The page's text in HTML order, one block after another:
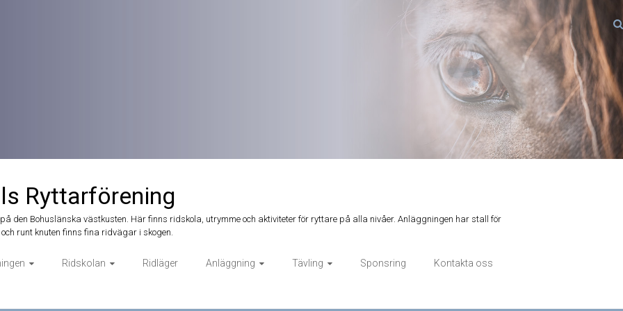
Ryttarförening
den Bohuslänska västkusten. Här finns ridskola, utrymme och aktiviteter för ryttare på alla nivåer. Anläggningen har stall för
runt knuten finns fina ridvägar i skogen.
Ridskolan Ridläger Anläggning Tävling Sponsring Kontakta oss